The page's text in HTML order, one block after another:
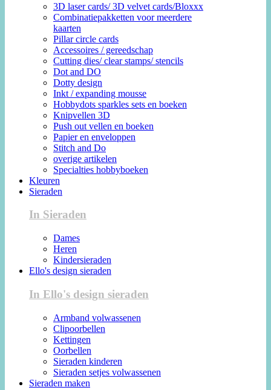
3D laser cards/ 3D velvet cards/Bloxxx
Combinatiepakketten voor meerdere
kaarten
Pillar circle cards
Accessoires / gereedschap
Cutting dies/ clear stamps/ stencils
Dot and DO
Dotty design
Inkt / expanding mousse
Hobbydots sparkles sets en boeken
Knipvellen 3D
Push out vellen en boeken
Papier en enveloppen
Stitch and Do
overige artikelen
Specialties hobbyboeken
Kleuren
Sieraden
In Sieraden
Dames
Heren
Kindersieraden
Ello's design sieraden
In Ello's design sieraden
Armband volwassenen
Clipoorbellen
Kettingen
Oorbellen
Sieraden kinderen
Sieraden setjes volwassenen
Sieraden maken